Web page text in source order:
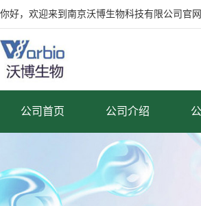
你好，欢迎来到南京沃博生物科技有限公司官网
公司首页 公司介绍